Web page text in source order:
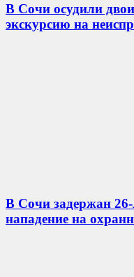
В Сочи осудили
экскурсию на
В Сочи задержан
нападение на